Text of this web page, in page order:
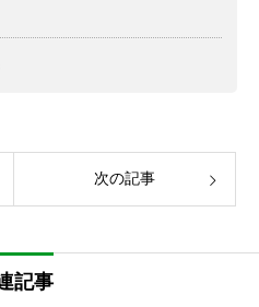
次の記事
記事